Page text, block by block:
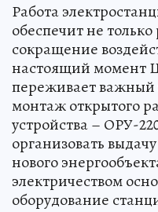
Работа
обеспечит не
сокращение
настоящий момент
переживает важный
монтаж открытого
устройства – ОРУ-
организовать
нового
электричеством
оборудование